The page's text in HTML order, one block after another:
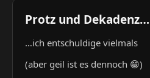
Protz und Dekadenz…
…ich entschuldige vielmals
(aber geil ist es dennoch 😁)